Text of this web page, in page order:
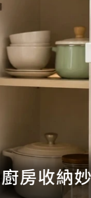
用鑽牆